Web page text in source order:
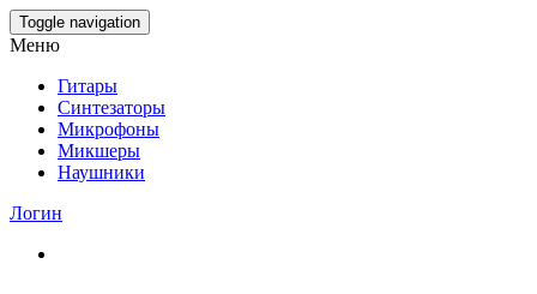
Skip
to
content
Toggle navigation
Меню
Гитары
Синтезаторы
Микрофоны
Микшеры
Наушники
Логин